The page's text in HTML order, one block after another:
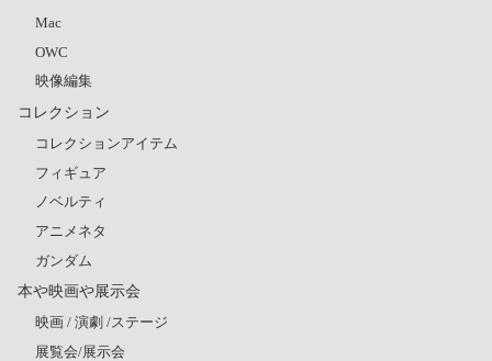
Mac
OWC
映像編集
コレクション
コレクションアイテム
フィギュア
ノベルティ
アニメネタ
ガンダム
本や映画や展示会
映画 / 演劇 /ステージ
展覧会/展示会